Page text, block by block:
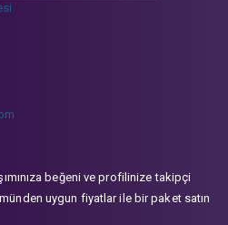
beğeni ve profilinize takipçi
uygun fiyatlar ile bir paket satın